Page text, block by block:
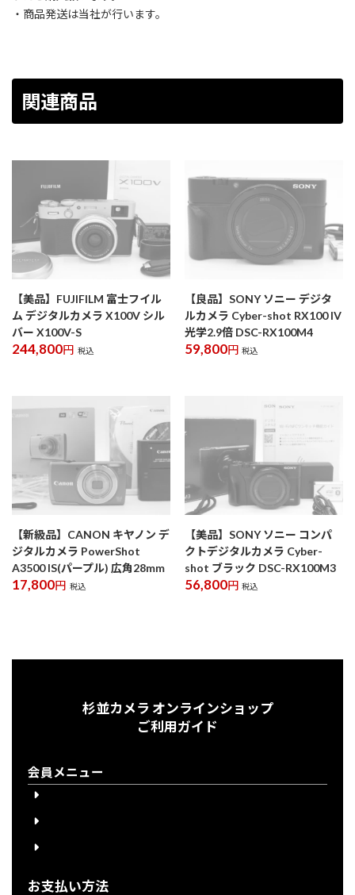
・商品発送は当社が行います。
関連商品
【美品】FUJIFILM 富士フイル
ム デジタルカメラ X100V シル
バー X100V-S
244,800円 税込
【良品】SONY ソニー デジタ
ルカメラ Cyber-shot RX100 IV
光学2.9倍 DSC-RX100M4
59,800円 税込
【新級品】CANON キヤノン デ
ジタルカメラ PowerShot
A3500 IS(パープル) 広角28mm
17,800円 税込
【美品】SONY ソニー コンパ
クトデジタルカメラ Cyber-
shot ブラック DSC-RX100M3
56,800円 税込
杉並カメラ オンラインショップ
ご利用ガイド
会員メニュー
お支払い方法